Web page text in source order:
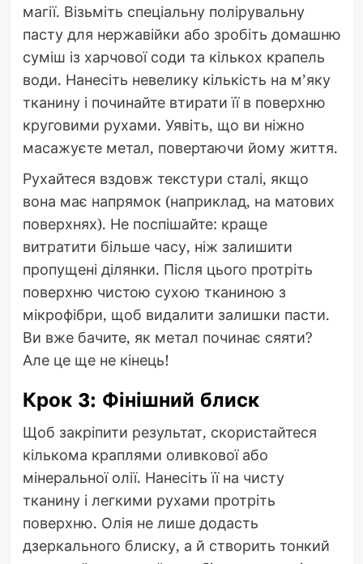
магії. Візьміть спеціальну полірувальну
пасту для нержавійки або зробіть домашню
суміш із харчової соди та кількох крапель
води. Нанесіть невелику кількість на м’яку
тканину і починайте втирати її в поверхню
круговими рухами. Уявіть, що ви ніжно
масажуєте метал, повертаючи йому життя.
Рухайтеся вздовж текстури сталі, якщо
вона має напрямок (наприклад, на матових
поверхнях). Не поспішайте: краще
витратити більше часу, ніж залишити
пропущені ділянки. Після цього протріть
поверхню чистою сухою тканиною з
мікрофібри, щоб видалити залишки пасти.
Ви вже бачите, як метал починає сяяти?
Але це ще не кінець!
Крок 3: Фінішний блиск
Щоб закріпити результат, скористайтеся
кількома краплями оливкової або
мінеральної олії. Нанесіть її на чисту
тканину і легкими рухами протріть
поверхню. Олія не лише додасть
дзеркального блиску, а й створить тонкий